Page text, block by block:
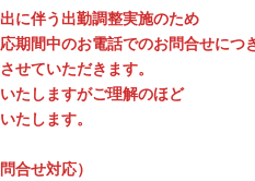
に伴う出勤調整実施のため
期間中のお電話でのお問合せにつ
せていただきます。
たしますがご理解のほど
たします。
合せ対応）